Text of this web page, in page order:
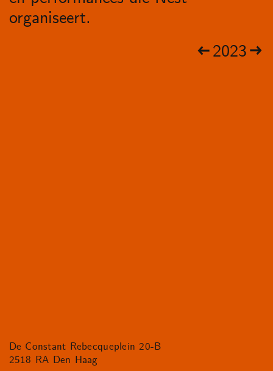
organiseert.
2023
De Constant Rebecqueplein 20-B
2518 RA Den Haag